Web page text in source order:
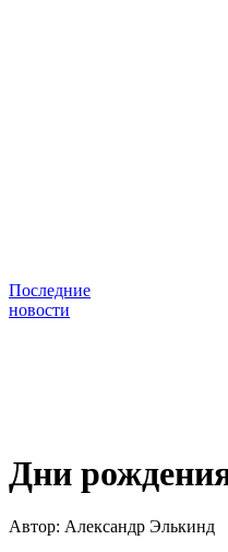
Последние
новости
Дни
Автор: Александр Элькинд